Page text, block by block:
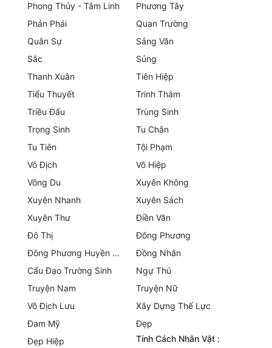
Quan Trường
Quân Sự
Thanh Xuân
Tiên Hiệp
Trinh Thám
Triều Đấu
Trọng Sinh
Phong Thủy - Tâm Linh
Phương Tây
Phản Phái
Quan Trường
Quân Sự
Sảng Văn
Sắc
Sủng
Thanh Xuân
Tiên Hiệp
Tiểu Thuyết
Trinh Thám
Triều Đấu
Trùng Sinh
Trọng Sinh
Tu Chân
Tu Tiên
Tội Phạm
Vô Địch
Võ Hiệp
Võng Du
Xuyên Không
Xuyên Nhanh
Xuyên Sách
Xuyên Thư
Điền Văn
Đô Thị
Đông Phương
Đông Phương Huyền Huyễn
Đồng Nhân
Cẩu Đạo Trường Sinh
Ngự Thú
Truyện Nam
Truyện Nữ
Vô Địch Lưu
Xây Dựng Thế Lực
Đam Mỹ
Đẹp
Đẹp Hiệp
Tính Cách Nhân Vật :